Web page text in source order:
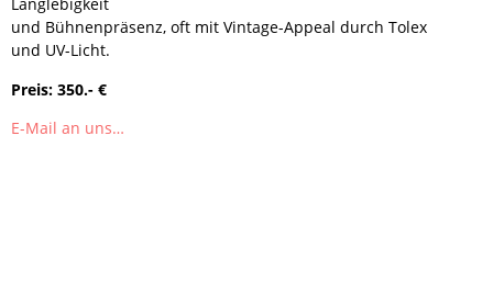
und Bühnenpräsenz, oft mit Vintage-Appeal durch Tolex
und UV-Licht.
Preis: 350.- €
E-Mail an uns…